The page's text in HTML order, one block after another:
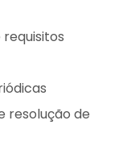
resolução de